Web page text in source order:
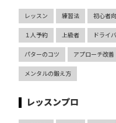
レッスン 練習法 初心者
１人予約 上級者 ドライ
パターのコツ アプローチ改善
メンタルの鍛え方
レッスンプロ